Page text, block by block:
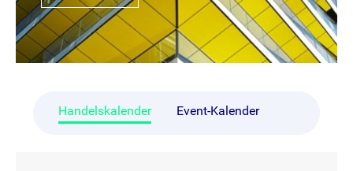
Handelskalender Event-Kalender